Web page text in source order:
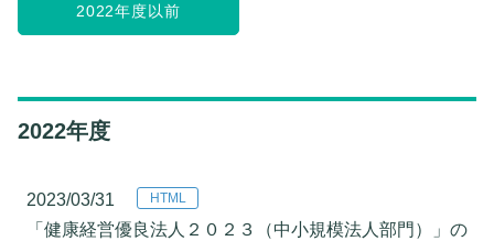
2022年度以前
2022年度
2023/03/31
「健康経営優良法人２０２３（中小規模法人部門）」の